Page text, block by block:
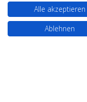
Alle akzeptieren
Ablehnen